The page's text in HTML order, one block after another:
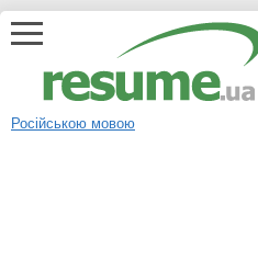
Російською мовою